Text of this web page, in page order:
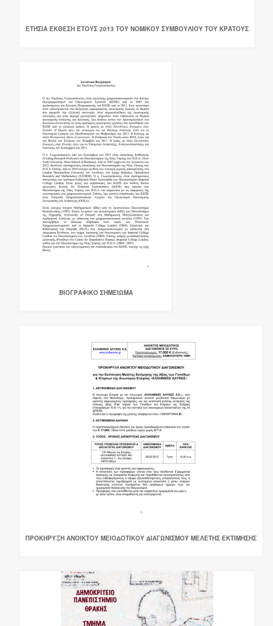
ΕΤΉΣΙΑ ΈΚΘΕΣΗ ΈΤΟΥΣ 2013 ΤΟΥ ΝΟΜΙΚΟΎ ΣΥΜΒΟΥΛΊΟΥ ΤΟΥ ΚΡΆΤΟΥΣ
ΒΙΟΓΡΑΦΙΚΌ ΣΗΜΕΊΩΜΑ
ΠΡΟΚΗΡΥΞΗ ΑΝΟΙΚΤΟΥ ΜΕΙΟΔΟΤΙΚΟΥ ΔΙΑΓΩΝΙΣΜΟΥ ΜΕΛΕΤΗΣ ΕΚΤΙΜΗΣΗΣ